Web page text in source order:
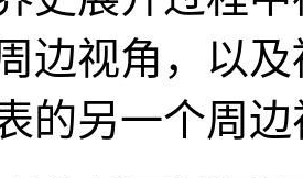
边视角，以
的另一个周